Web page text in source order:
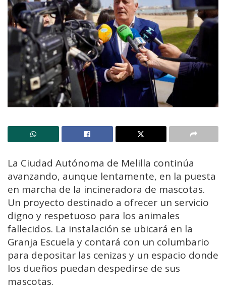
La Ciudad Autónoma de Melilla continúa
avanzando, aunque lentamente, en la puesta
en marcha de la incineradora de mascotas.
Un proyecto destinado a ofrecer un servicio
digno y respetuoso para los animales
fallecidos. La instalación se ubicará en la
Granja Escuela y contará con un columbario
para depositar las cenizas y un espacio donde
los dueños puedan despedirse de sus
mascotas.